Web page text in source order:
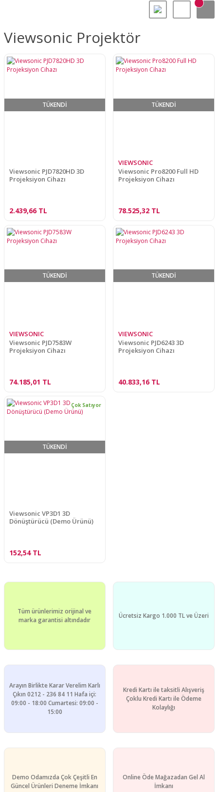
Viewsonic Projektör
TÜKENDİ
Viewsonic PJD7820HD 3D
Projeksiyon Cihazı
2.439,66 TL
TÜKENDİ
VIEWSONIC
Viewsonic Pro8200 Full HD
Projeksiyon Cihazı
78.525,32 TL
TÜKENDİ
VIEWSONIC
Viewsonic PJD7583W
Projeksiyon Cihazı
74.185,01 TL
TÜKENDİ
VIEWSONIC
Viewsonic PJD6243 3D
Projeksiyon Cihazı
40.833,16 TL
Çok Satıyor
TÜKENDİ
Viewsonic VP3D1 3D
Dönüştürücü (Demo Ürünü)
152,54 TL
Tüm ürünlerimiz orijinal ve
marka garantisi altındadır
Ücretsiz Kargo 1.000 TL ve Üzeri
Arayın Birlikte Karar Verelim Karlı
Çıkın 0212 - 236 84 11 Hafa içi:
09:00 - 18:00 Cumartesi: 09:00 -
15:00
Kredi Kartı ile taksitli Alışveriş
Çoklu Kredi Kartı ile Ödeme
Kolaylığı
Demo Odamızda Çok Çeşitli En
Güncel Ürünleri Deneme İmkanı
Online Öde Mağazadan Gel Al
İmkanı